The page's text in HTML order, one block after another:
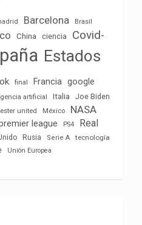
Barcelona
Brasil
China ciencia
Covid-
Estados
final Francia google
artificial Italia Joe Biden
united México NASA
league PS4
Real
Rusia Serie A
tecnología
Unión Europea